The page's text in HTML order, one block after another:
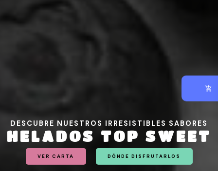
DESCUBRE NUESTROS IRRESISTIBLES SABORES
HELADOS TOP SWEET
VER CARTA DÓNDE DISFRUTARLOS